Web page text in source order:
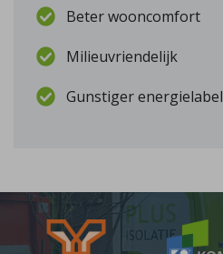
Beter wooncomfort
Milieuvriendelijk
Gunstiger energielabel